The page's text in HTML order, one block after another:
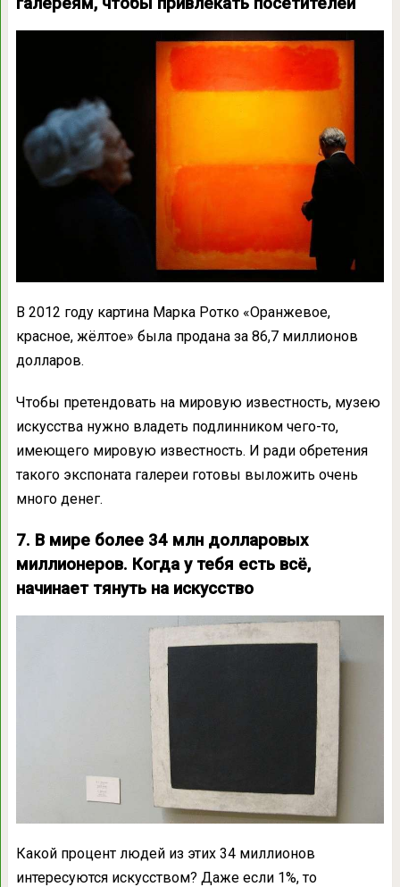
В 2012 году картина Марка Ротко «Оранжевое,
красное, жёлтое» была продана за 86,7 миллионов
долларов.
Чтобы претендовать на мировую известность, музею
искусства нужно владеть подлинником чего-то,
имеющего мировую известность. И ради обретения
такого экспоната галереи готовы выложить очень
много денег.
7. В мире более 34 млн долларовых
миллионеров. Когда у тебя есть всё,
начинает тянуть на искусство
Какой процент людей из этих 34 миллионов
интересуются искусством? Даже если 1%, то